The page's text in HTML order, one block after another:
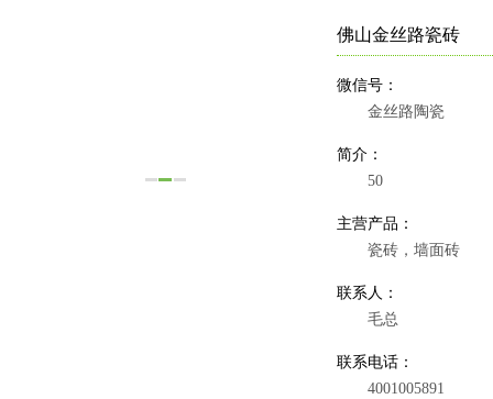
佛山金丝路瓷砖
微信号：
金丝路陶瓷
简介：
50
主营产品：
瓷砖，墙面砖
联系人：
毛总
联系电话：
4001005891